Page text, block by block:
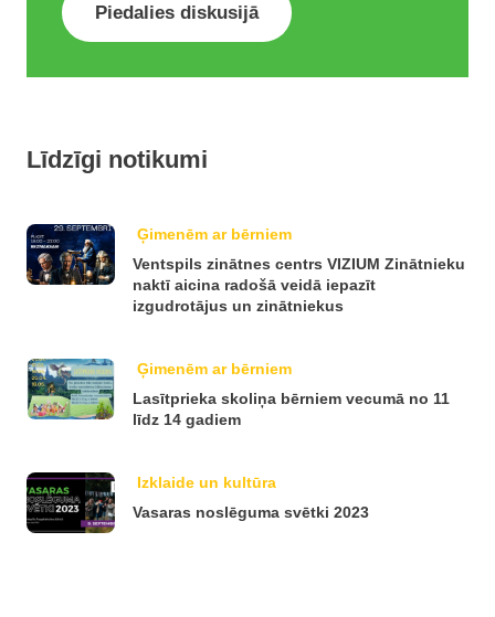
Piedalies diskusijā
Līdzīgi notikumi
Ģimenēm ar bērniem
Ventspils zinātnes centrs VIZIUM Zinātnieku
naktī aicina radošā veidā iepazīt
izgudrotājus un zinātniekus
Ģimenēm ar bērniem
Lasītprieka skoliņa bērniem vecumā no 11
līdz 14 gadiem
Izklaide un kultūra
Vasaras noslēguma svētki 2023